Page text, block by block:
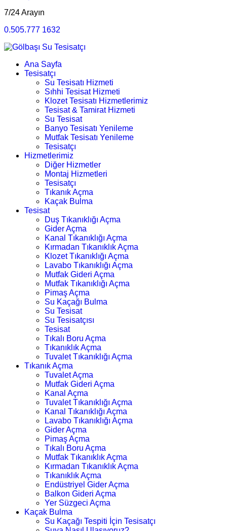
7/24 Arayın
0.505.777 1632
Ana Sayfa
Tesisatçı
Su Tesisatı Hizmeti
Sıhhi Tesisat Hizmeti
Klozet Tesisatı Hizmetlerimiz
Tesisat & Tamirat Hizmeti
Su Tesisat
Banyo Tesisatı Yenileme
Mutfak Tesisatı Yenileme
Tesisatçı
Hizmetlerimiz
Diğer Hizmetler
Montaj Hizmetleri
Tesisatçı
Tıkanık Açma
Kaçak Bulma
Tesisat
Duş Tıkanıklığı Açma
Gider Açma
Kanal Tıkanıklığı Açma
Kırmadan Tıkanıklık Açma
Klozet Tıkanıklığı Açma
Lavabo Tıkanıklığı Açma
Mutfak Gideri Açma
Mutfak Tıkanıklığı Açma
Pimaş Açma
Su Kaçağı Bulma
Su Tesisat
Su Tesisatçısı
Tesisat
Tıkalı Boru Açma
Tıkanıklık Açma
Tuvalet Tıkanıklığı Açma
Tıkanık Açma
Tuvalet Açma
Mutfak Gideri Açma
Kanal Açma
Tuvalet Tıkanıklığı Açma
Kanal Tıkanıklığı Açma
Lavabo Tıkanıklığı Açma
Gider Açma
Pimaş Açma
Tıkalı Boru Açma
Mutfak Tıkanıklık Açma
Kırmadan Tıkanıklık Açma
Tıkanıklık Açma
Endüstriyel Gider Açma
Balkon Gideri Açma
Yer Süzgeci Açma
Kaçak Bulma
Su Kaçağı Tespiti İçin Tesisatçı